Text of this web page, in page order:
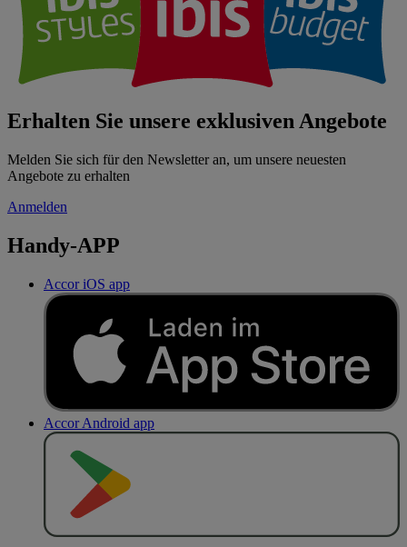
Erhalten Sie unsere exklusiven Angebote
Melden Sie sich für den Newsletter an, um unsere neuesten
Angebote zu erhalten
Anmelden
Handy-APP
Accor iOS app
Accor Android app